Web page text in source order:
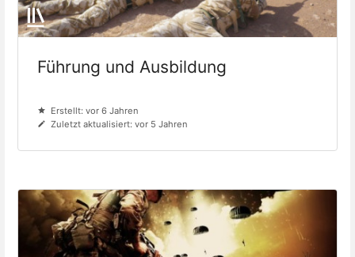
Führung und Ausbildung
Erstellt: vor 6 Jahren
Zuletzt aktualisiert: vor 5 Jahren